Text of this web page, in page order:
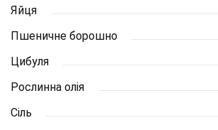
Яйця
Пшеничне борошно
Цибуля
Рослинна олія
Сіль